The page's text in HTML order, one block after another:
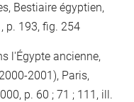
Bestiaire égyptien,
p. 193, fig. 254
l'Égypte ancienne,
2001), Paris,
p. 60 ; 71 ; 111, ill.